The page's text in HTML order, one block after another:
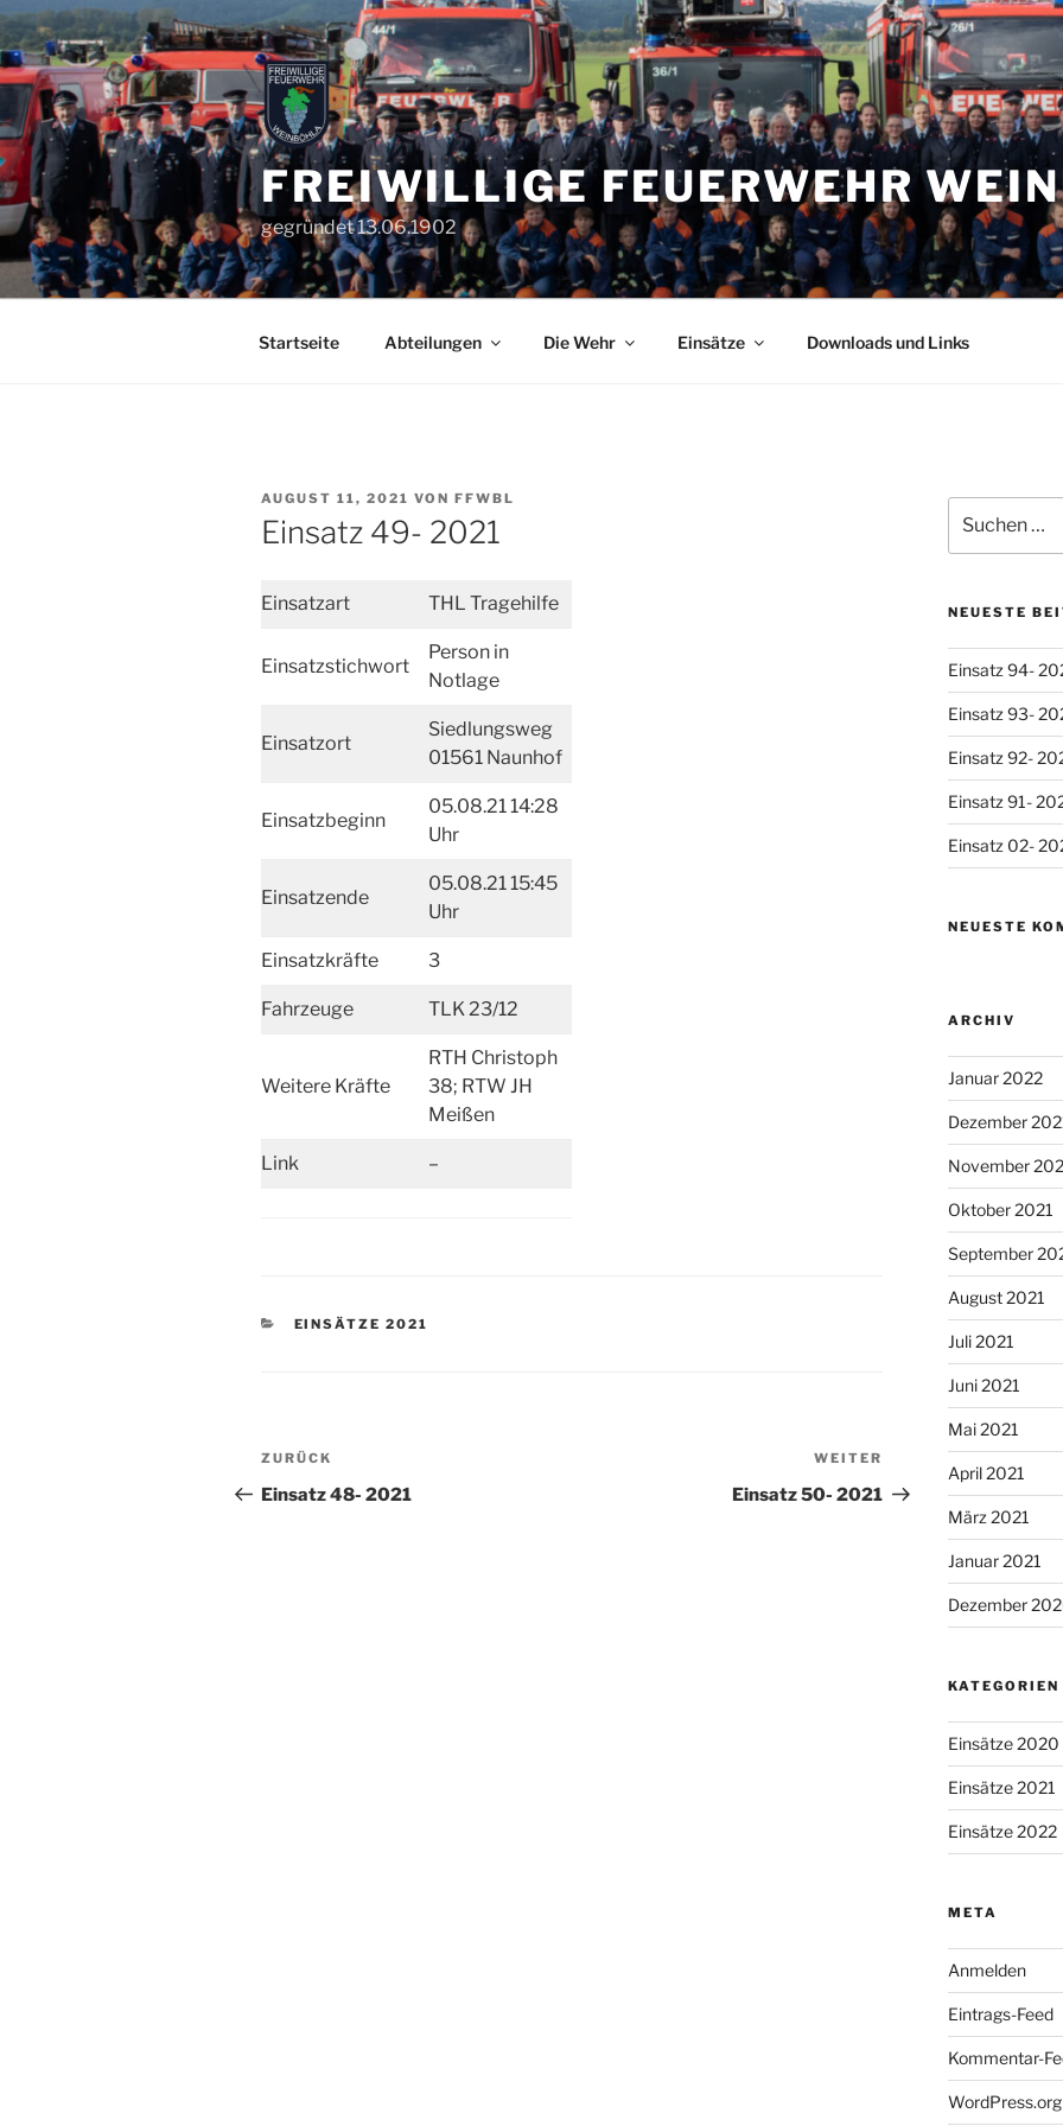
Zum
Inhalt
springen
FREIWILLIGE FEUERWEHR
gegründet 13.06.1902
Startseite Abteilungen Die Wehr Einsätze Downloads und Links
VERÖFFENTLICHT
AM
AUGUST 11, 2021 VON FFWBL
Einsatz 49- 2021
Einsatzart THL Tragehilfe
Einsatzstichwort
Person in
Notlage
Einsatzort
Siedlungsweg
01561 Naunhof
Einsatzbeginn
05.08.21 14:28
Uhr
Einsatzende
05.08.21 15:45
Uhr
Einsatzkräfte 3
Fahrzeuge TLK 23/12
Weitere Kräfte
RTH Christoph
38; RTW JH
Meißen
Link –
KATEGORIEN
EINSÄTZE 2021
Beitragsnavigation
Vorheriger
Beitrag
ZURÜCK
Einsatz 48- 2021
Nächster
Beitrag
WEITER
Einsatz 50- 2021
nach:
NEUESTE
Einsatz 94-
Einsatz 93-
Einsatz 92-
Einsatz 91-
Einsatz 02-
NEUESTE
ARCHIV
Januar 2022
Dezember
November
Oktober 2021
September
August 2021
Juli 2021
Juni 2021
Mai 2021
April 2021
März 2021
Januar 2021
Dezember
KATEGORIEN
Einsätze 2020
Einsätze 2021
Einsätze 2022
META
Anmelden
Eintrags-Feed
Kommentar-
WordPress.org